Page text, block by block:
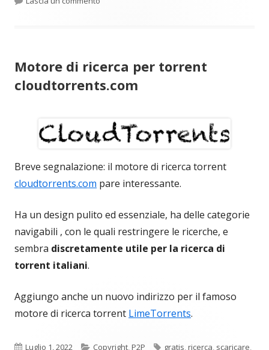
Motore di ricerca per torrent
cloudtorrents.com
Breve segnalazione: il motore di ricerca torrent
cloudtorrents.com pare interessante.
Ha un design pulito ed essenziale, ha delle categorie
navigabili , con le quali restringere le ricerche, e
sembra discretamente utile per la ricerca di
torrent italiani.
Aggiungo anche un nuovo indirizzo per il famoso
motore di ricerca torrent LimeTorrents.
Pubblicato
Luglio 1, 2022 Categorie
Copyright,P2P Tag
gratis,ricerca, scaricare,